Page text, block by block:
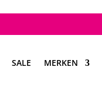
SALE MERKEN